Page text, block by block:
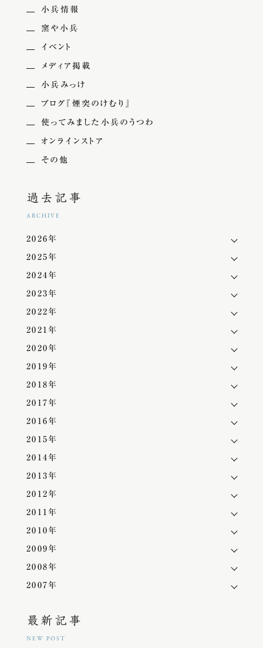
小兵情報
窯や小兵
イベント
メディア掲載
小兵みっけ
ブログ『煙突のけむり』
使ってみました小兵のうつわ
オンラインストア
その他
過去記事
ARCHIVE
2026年
2025年
2024年
2023年
2022年
2021年
2020年
2019年
2018年
2017年
2016年
2015年
2014年
2013年
2012年
2011年
2010年
2009年
2008年
2007年
最新記事
NEW POST